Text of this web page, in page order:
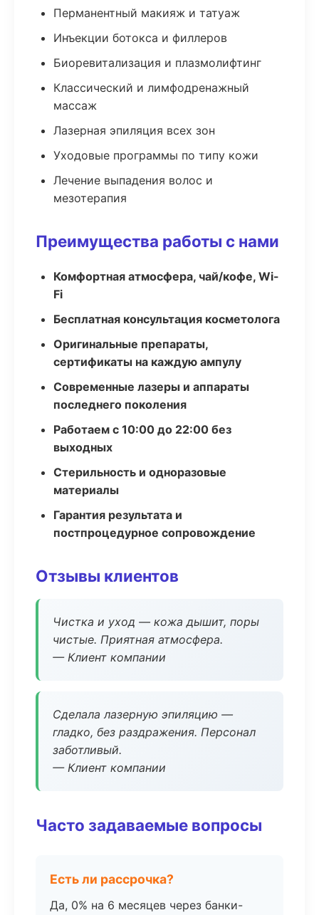
Перманентный макияж и татуаж
Инъекции ботокса и филлеров
Биоревитализация и плазмолифтинг
Классический и лимфодренажный
массаж
Лазерная эпиляция всех зон
Уходовые программы по типу кожи
Лечение выпадения волос и
мезотерапия
Преимущества работы с нами
Комфортная атмосфера, чай/кофе, Wi-
Fi
Бесплатная консультация косметолога
Оригинальные препараты,
сертификаты на каждую ампулу
Современные лазеры и аппараты
последнего поколения
Работаем с 10:00 до 22:00 без
выходных
Стерильность и одноразовые
материалы
Гарантия результата и
постпроцедурное сопровождение
Отзывы клиентов
Чистка и уход — кожа дышит, поры
чистые. Приятная атмосфера.
— Клиент компании
Сделала лазерную эпиляцию —
гладко, без раздражения. Персонал
заботливый.
— Клиент компании
Часто задаваемые вопросы
Есть ли рассрочка?
Да, 0% на 6 месяцев через банки-